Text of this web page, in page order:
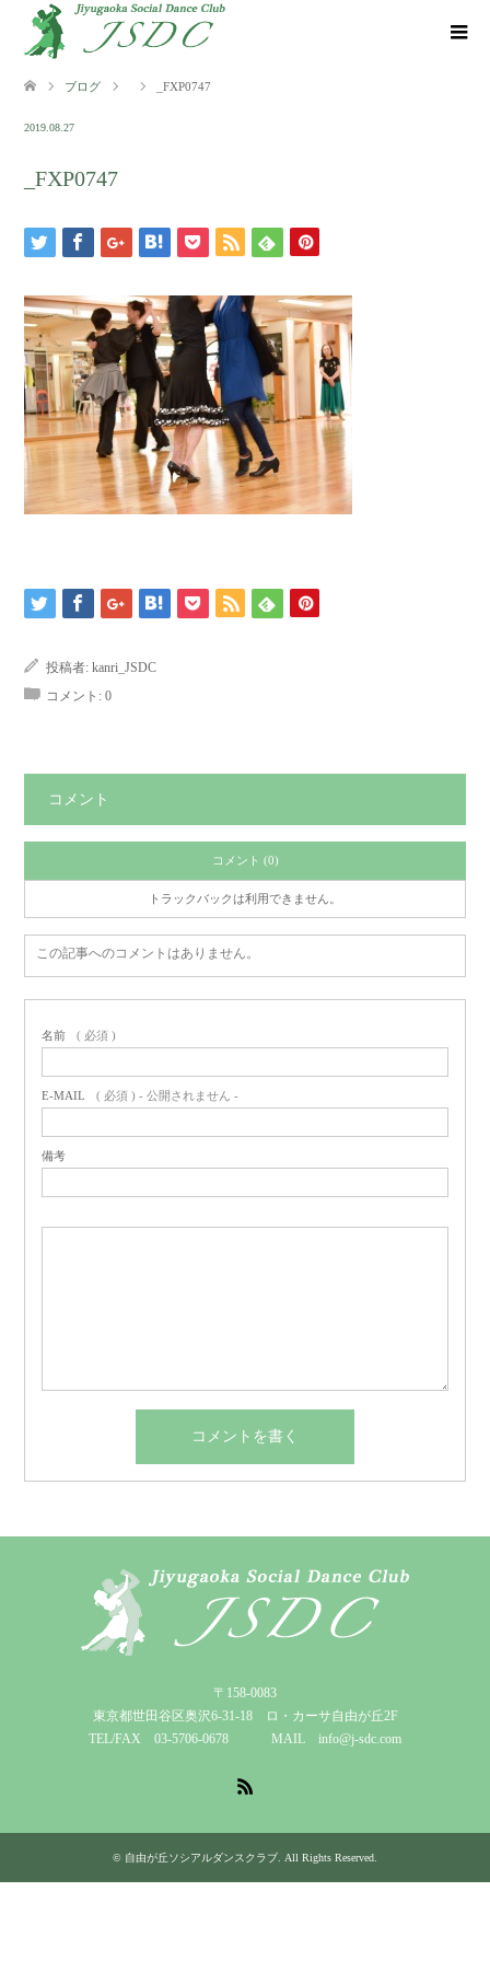
ブログ _FXP0747
2019.08.27
_FXP0747
投稿者: kanri_JSDC
コメント: 0
コメント
コメント (0)
トラックバックは利用できません。
この記事へのコメントはありません。
名前 ( 必須 )
E-MAIL ( 必須 ) - 公開されません -
備考
〒158-0083
東京都世田谷区奥沢6-31-18 ロ・カーサ自由が丘2F
TEL/FAX 03-5706-0678 MAIL info@j-sdc.com
© 自由が丘ソシアルダンスクラブ . All Rights Reserved.